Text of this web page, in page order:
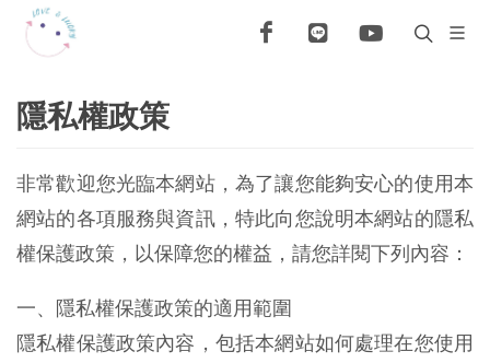
隱私權政策
非常歡迎您光臨本網站，為了讓您能夠安心的使用本
網站的各項服務與資訊，特此向您說明本網站的隱私
權保護政策，以保障您的權益，請您詳閱下列內容：
一、隱私權保護政策的適用範圍
隱私權保護政策內容，包括本網站如何處理在您使用